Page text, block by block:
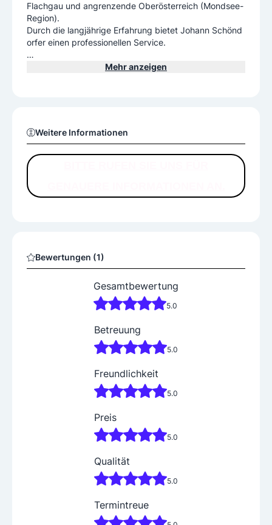
Flachgau und angrenzende Oberösterreich (Mondsee-
Region).
Durch die langjährige Erfahrung bietet Johann Schönd
orfer einen professionellen Service.
Kennen Sie das? Ihr Schlüssel ist abgebrochen oder ve
chein.
Als Service für Sie bieten wir Ihnen auch die Möglichkei
t, einen Safe oder Tresor aufzusperren. Ebenso verkau
chlösser, Fahrradschlösser, etc.)
Spezialverriegelungen (z.B. Zusatzschlösser, Panzerrie
Montage von elektronischen und mechanischen Schlös
mechanische Fluchtwegsysteme
Schaufensterkästen
u. Bodentürschließer)
Nachrüsten von Mehrfachverriegelungen
Seit Juli 2023 können in unserem Shop Schrauben, Mu
ttern,Silikon, Bauschaum uvm gekauft werden. Ebenso
findet man Fahrradschlösser, Vorhangchlösser uvm in u
Wir versuchen die Wünsche der Kunden/innen zu erfüll
Mehr anzeigen
Weitere Informationen
Bewertungen (1)
Gesamtbewertung
5.0
Betreuung
5.0
Freundlichkeit
5.0
Preis
5.0
Qualität
5.0
Termintreue